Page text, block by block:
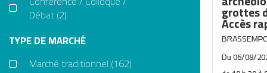
Débat(2)
TYPE DE MARCHÉ
Marché traditionnel (162)
grottes
Accès
Du06/08/